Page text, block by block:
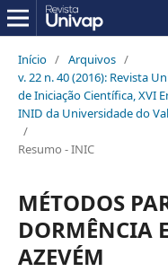
Início / Arquivos /
v. 22 n. 40 (2016): Revista
de Iniciação Científica, XVI
INID da Universidade do
/
Resumo - INIC
MÉTODOS
DORMÊNCIA
AZEVÉM